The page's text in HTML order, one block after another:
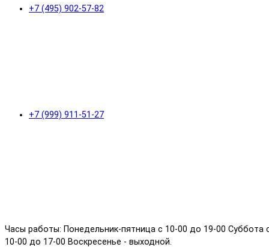
+7 (495) 902-57-82
+7 (999) 911-51-27
Часы работы: Понедельник-пятница с 10-00 до 19-00 Суббота
10-00 до 17-00 Воскресенье - выходной.